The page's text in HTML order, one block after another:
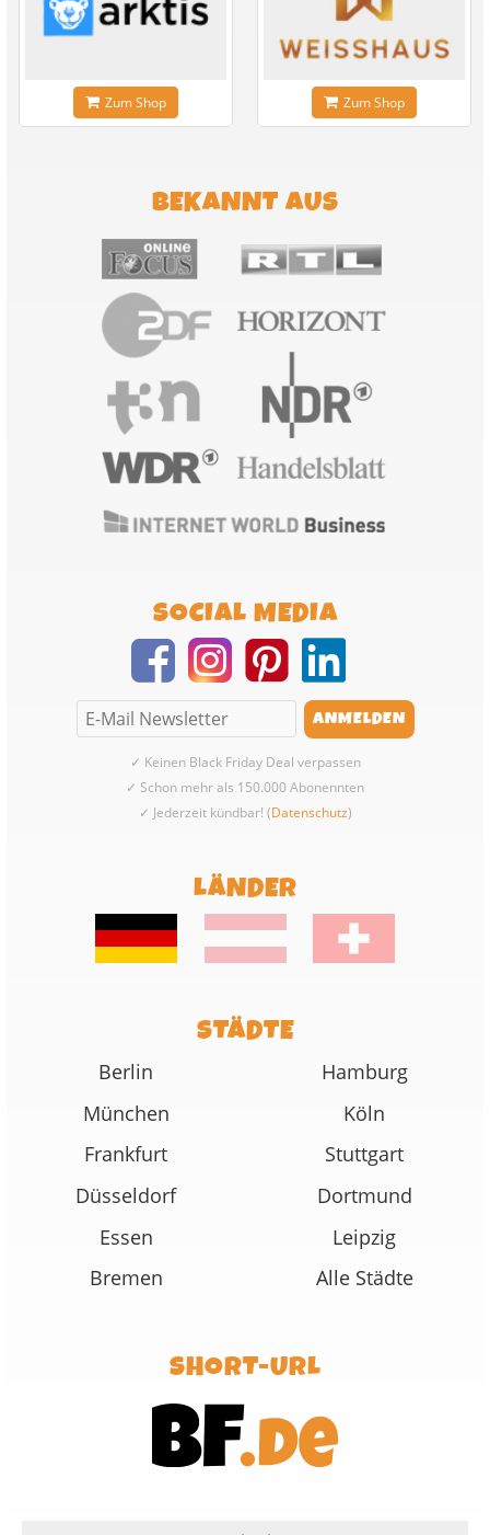
Zum Shop Zum Shop
BEKANNT AUS
SOCIAL MEDIA
✓ Keinen Black Friday Deal verpassen
✓ Schon mehr als 150.000 Abonennten
✓ Jederzeit kündbar! (Datenschutz)
LÄNDER
STÄDTE
Berlin
Hamburg
München
Köln
Frankfurt
Stuttgart
Düsseldorf
Dortmund
Essen
Leipzig
Bremen
Alle Städte
SHORT-URL